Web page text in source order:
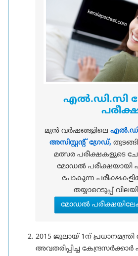
എൽ.ഡി.സി
മുൻ വർഷങ്ങളിലെ
അസിസ്റ്റന്റ് ഗ്രേഡ്,
മത്സര പരീക്ഷകളുടെ
മോഡൽ പരീക്ഷയായി
പോകുന്ന
തയ്യാറെടുപ്പ്
മോഡൽ
2015 ജൂലായ് 1ന് പ്രധാനമന്ത്രി
അവതരിപ്പിച്ച കേന്ദ്രസർക്കാർ